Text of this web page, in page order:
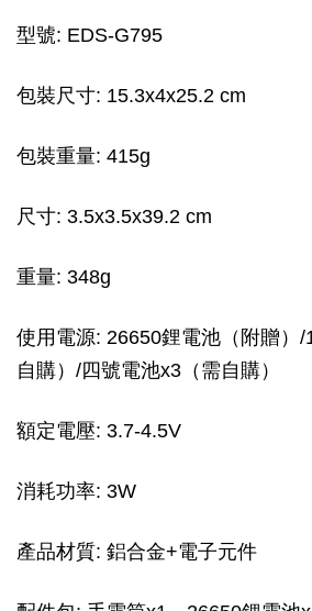
型號: EDS-G795
包裝尺寸: 15.3x4x25.2 cm
包裝重量: 415g
尺寸: 3.5x3.5x39.2 cm
重量: 348g
使用電源: 26650鋰電池（附贈）
自購）/四號電池x3（需自購）
額定電壓: 3.7-4.5V
消耗功率: 3W
產品材質: 鋁合金+電子元件